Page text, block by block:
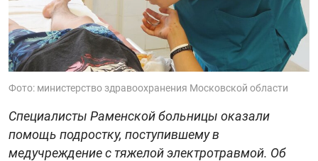
Фото: министерство здравоохранения Московской области
Специалисты Раменской больницы оказали
помощь подростку, поступившему в
медучреждение с тяжелой электротравмой. Об